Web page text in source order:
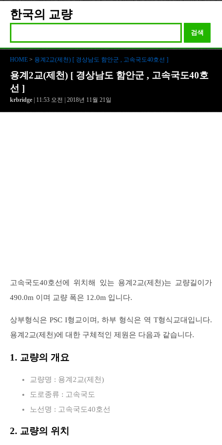
한국의 교량
검색
HOME > 용계2교(제천) [ 경상남도 함안군 , 고속국도40호선 ]
용계2교(제천) [ 경상남도 함안군 , 고속국도40호
선 ]
krbridge | 11:53 오전 | 2018년 11월 21일
고속국도40호선에 위치해 있는 용계2교(제천)는 교량길이가
490.0m 이며 교량 폭은 12.0m 입니다.
상부형식은 PSC I형교이며, 하부 형식은 역 T형식교대입니다.
용계2교(제천)에 대한 구체적인 제원은 다음과 같습니다.
1. 교량의 개요
교량명 : 용계2교(제천)
도로종류 : 고속국도
노선명 : 고속국도40호선
2. 교량의 위치